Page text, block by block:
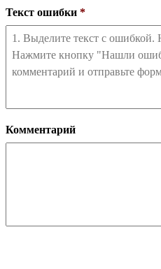
Текст ошибки *
Комментарий